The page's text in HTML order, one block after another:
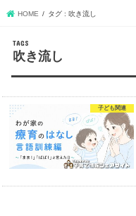
HOME タグ : 吹き流し
吹き流し
子ども関連